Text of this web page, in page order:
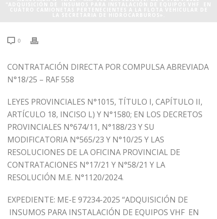
0
CONTRATACIÓN DIRECTA POR COMPULSA ABREVIADA
N°18/25 – RAF 558
LEYES PROVINCIALES N°1015, TÍTULO I, CAPÍTULO II,
ARTÍCULO 18, INCISO L) Y N°1580; EN LOS DECRETOS
PROVINCIALES N°674/11, N°188/23 Y SU
MODIFICATORIA N°565/23 Y N°10/25 Y LAS
RESOLUCIONES DE LA OFICINA PROVINCIAL DE
CONTRATACIONES N°17/21 Y N°58/21 Y LA
RESOLUCIÓN M.E. N°1120/2024.
EXPEDIENTE: ME-E 97234-2025 “ADQUISICIÓN DE
INSUMOS PARA INSTALACIÓN DE EQUIPOS VHF EN